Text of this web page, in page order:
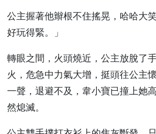
公主握著他辮根不住搖晃，哈哈大
好玩得緊。」
轉眼之間，火頭燒近，公主放脫了
火，危急中力氣大增，挺頭往公主
一聲，退避不及，韋小寶已撞上她
然熄滅。